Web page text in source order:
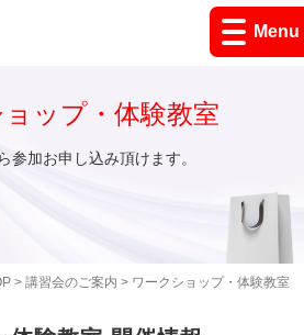
Menu
> 講習会のご案内 > ワークショップ・体験教室
ップ・体験教室
参加お申し込み頂けます。